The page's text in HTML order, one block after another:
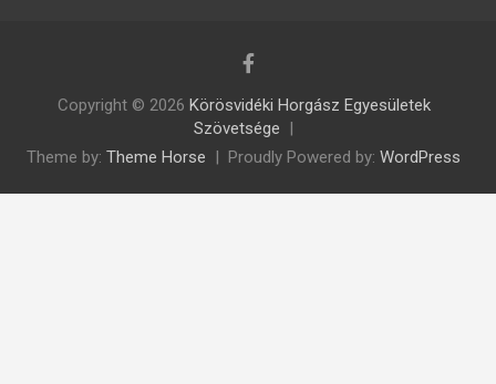
Copyright © 2026 Körösvidéki Horgász Egyesületek
Szövetsége
Theme by: Theme Horse Proudly Powered by: WordPress